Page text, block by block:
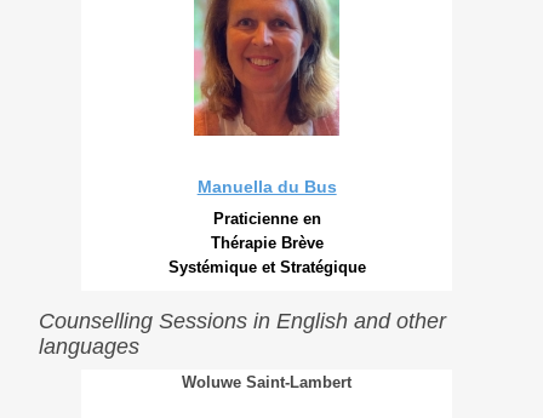
Manuella du Bus
Praticienne en
Thérapie Brève
Systémique et Stratégique
Counselling Sessions in English and other
languages
Woluwe Saint-Lambert